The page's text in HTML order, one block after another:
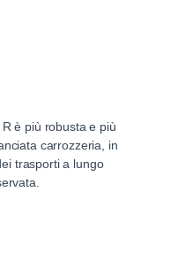
è più robusta e più
carrozzeria, in
trasporti a lungo